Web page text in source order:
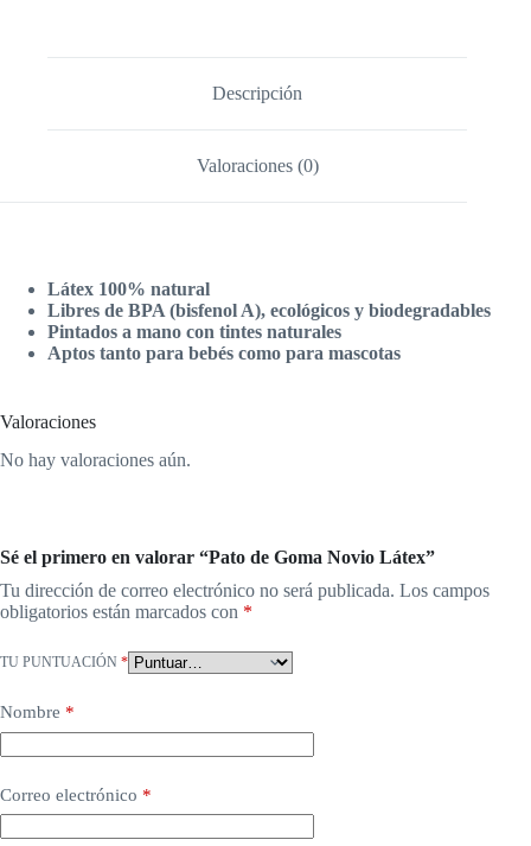
Descripción
Valoraciones (0)
Látex 100% natural
Libres de BPA (bisfenol A), ecológicos y biodegradables
Pintados a mano con tintes naturales
Aptos tanto para bebés como para mascotas
Valoraciones
No hay valoraciones aún.
Sé el primero en valorar “Pato de Goma Novio Látex”
Tu dirección de correo electrónico no será publicada. Los campos
obligatorios están marcados con *
TU PUNTUACIÓN *
Nombre *
Correo electrónico *